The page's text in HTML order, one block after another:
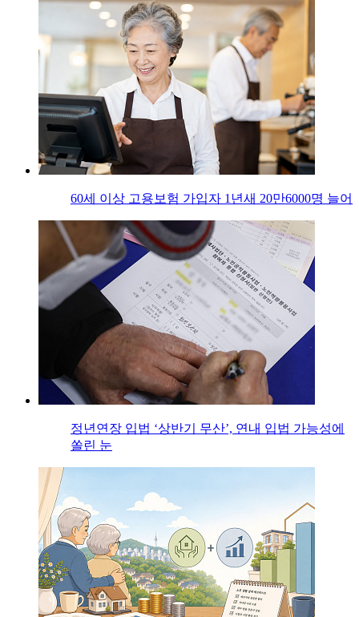
60세 이상 고용보험 가입자 1년새 20만6000명 늘어
정년연장 입법 ‘상반기 무산’, 연내 입법 가능성에
쏠린 눈